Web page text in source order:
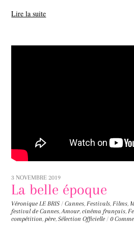
Lire la suite
3 NOVEMBRE 2019
La belle époque
Véronique LE BRIS / Cannes,Festivals,Films,
festival de Cannes,Amour,cinéma français,
compétition,père,Sélection Officielle / 0